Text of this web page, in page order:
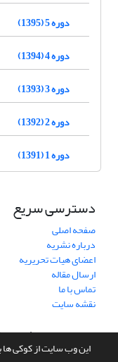
این وب سایت از کوکی ها
دوره 5 (1395)
دوره 4 (1394)
دوره 3 (1393)
دوره 2 (1392)
دوره 1 (1391)
دسترسی سریع
صفحه اصلی
درباره نشریه
اعضای هیات تحریریه
ارسال مقاله
تماس با ما
نقشه سایت
سامانه مدیریت نشریات